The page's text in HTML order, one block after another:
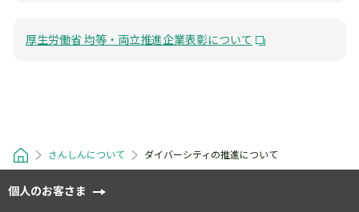
さんしんについて ダイバーシティの推進について
厚生労働省 均等・両立推進企業表彰について
個人のお客さま